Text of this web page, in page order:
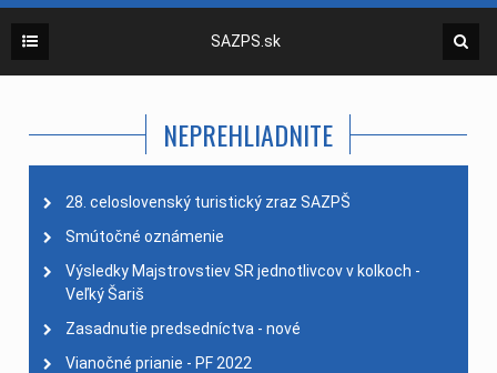
SAZPS.sk
NEPREHLIADNITE
28. celoslovenský turistický zraz SAZPŠ
Smútočné oznámenie
Výsledky Majstrovstiev SR jednotlivcov v kolkoch -
Veľký Šariš
Zasadnutie predsedníctva - nové
Vianočné prianie - PF 2022